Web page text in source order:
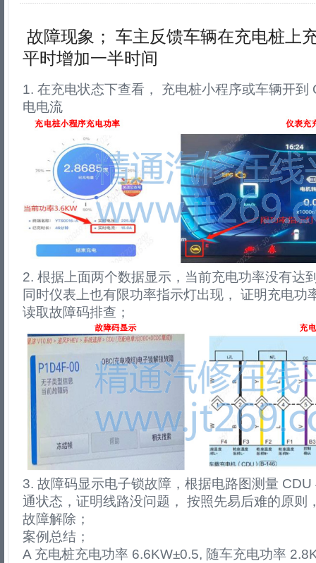
故障现象； 车主反馈车辆在充电桩上
平时增加一半时间
1. 在充电状态下查看， 充电桩小程序或车辆开到
电电流
2. 根据上面两个数据显示，当前充电功率没有达
同时仪表上也有限功率指示灯出现， 证明充电功
读取故障码排查；
3. 故障码显示电子锁故障，根据电路图测量
通状态，证明线路没问题， 按照先易后难的原则
故障解除；
案例总结；
A 充电桩充电功率 6.6KW±0.5, 随车充电功率